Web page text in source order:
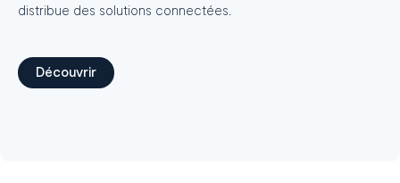
distribue des solutions connectées.
Découvrir